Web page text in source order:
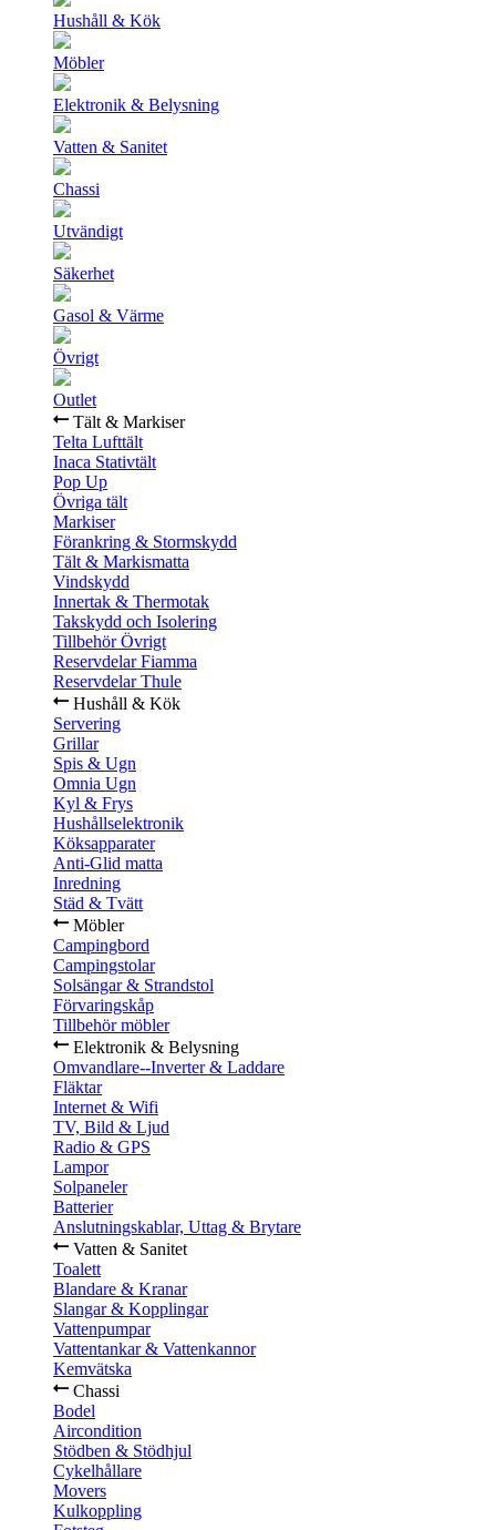
Hushåll & Kök
Möbler
Elektronik & Belysning
Vatten & Sanitet
Chassi
Utvändigt
Säkerhet
Gasol & Värme
Övrigt
Outlet
Tält & Markiser
Telta Lufttält
Inaca Stativtält
Pop Up
Övriga tält
Markiser
Förankring & Stormskydd
Tält & Markismatta
Vindskydd
Innertak & Thermotak
Takskydd och Isolering
Tillbehör Övrigt
Reservdelar Fiamma
Reservdelar Thule
Hushåll & Kök
Servering
Grillar
Spis & Ugn
Omnia Ugn
Kyl & Frys
Hushållselektronik
Köksapparater
Anti-Glid matta
Inredning
Städ & Tvätt
Möbler
Campingbord
Campingstolar
Solsängar & Strandstol
Förvaringskåp
Tillbehör möbler
Elektronik & Belysning
Omvandlare--Inverter & Laddare
Fläktar
Internet & Wifi
TV, Bild & Ljud
Radio & GPS
Lampor
Solpaneler
Batterier
Anslutningskablar, Uttag & Brytare
Vatten & Sanitet
Toalett
Blandare & Kranar
Slangar & Kopplingar
Vattenpumpar
Vattentankar & Vattenkannor
Kemvätska
Chassi
Bodel
Aircondition
Stödben & Stödhjul
Cykelhållare
Movers
Kulkoppling